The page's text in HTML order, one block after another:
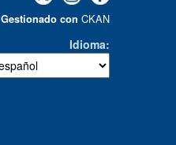
Gestionado con CKAN
Idioma